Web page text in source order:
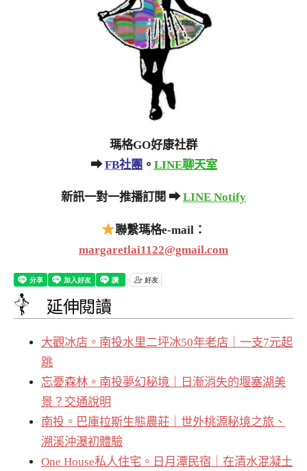
瑪格GO好康社群
➡FB社團 。 LINE聊天室
新訊一對一推播訂閱 ➡LINE Notify
聯繫瑪格e-mail：
margaretlai1122@gmail.com
延伸閱讀
大觀冰店。南投水里二坪冰50年老店｜一支7元起
跳
忘憂森林。南投夢幻秘境｜日漸消失的堰塞湖美
景？交通說明
南投。巴庫拉斯生態農莊｜世外桃源秘境之旅、
溯溪沖瀑初體驗
One House私人住宅。日月潭民宿｜在清水混凝土